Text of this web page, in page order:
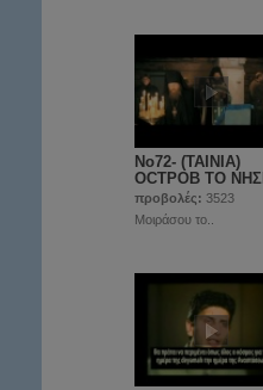
Νο72- (ΤΑΙΝΙΑ)
OCTPOB ΤΟ ΝΗΣΙ
προβολές: 3523
Μοιράσου το..